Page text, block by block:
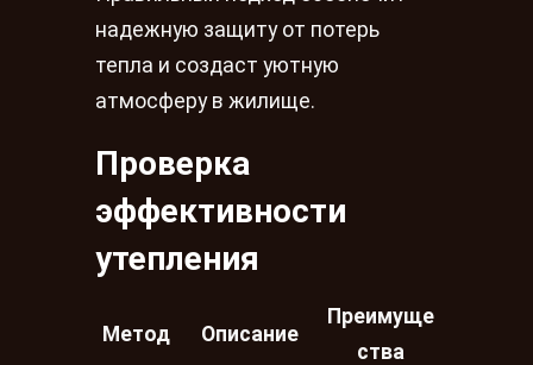
надежную защиту от потерь
тепла и создаст уютную
атмосферу в жилище.
Проверка
эффективности
утепления
Метод Описание
Преимуще
ства